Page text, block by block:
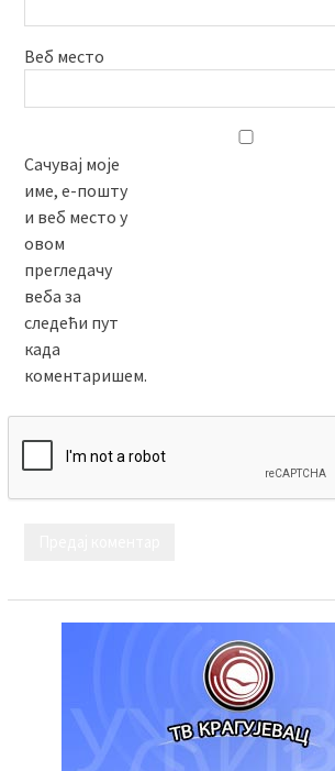
Веб место
Сачувај моје
име, е-пошту
и веб место у
овом
прегледачу
веба за
следећи пут
када
коментаришем.